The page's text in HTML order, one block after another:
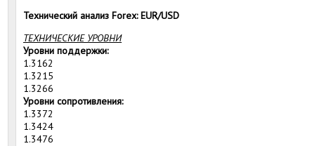
Технический анализ Forex: EUR/USD
ТЕХНИЧЕСКИЕ УРОВНИ
Уровни поддержки:
1.3162
1.3215
1.3266
Уровни сопротивления:
1.3372
1.3424
1.3476